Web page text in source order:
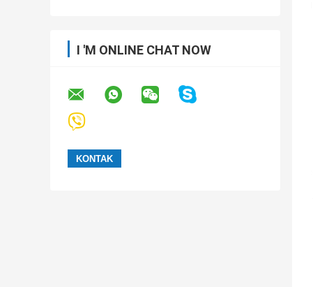
I 'M ONLINE CHAT NOW